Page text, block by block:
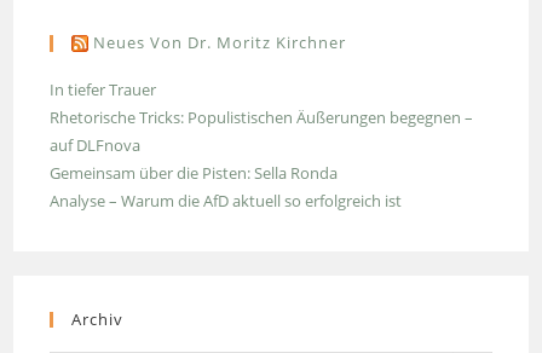
Neues Von Dr. Moritz Kirchner
In tiefer Trauer
Rhetorische Tricks: Populistischen Äußerungen begegnen –
auf DLFnova
Gemeinsam über die Pisten: Sella Ronda
Analyse – Warum die AfD aktuell so erfolgreich ist
Archiv